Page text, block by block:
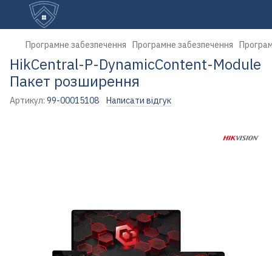
Програмне забезпечення Програмне забезпечення
HikCentral-P-DynamicContent-Module
Пакет розширення
Артикул: 99-00015108 Написати відгук